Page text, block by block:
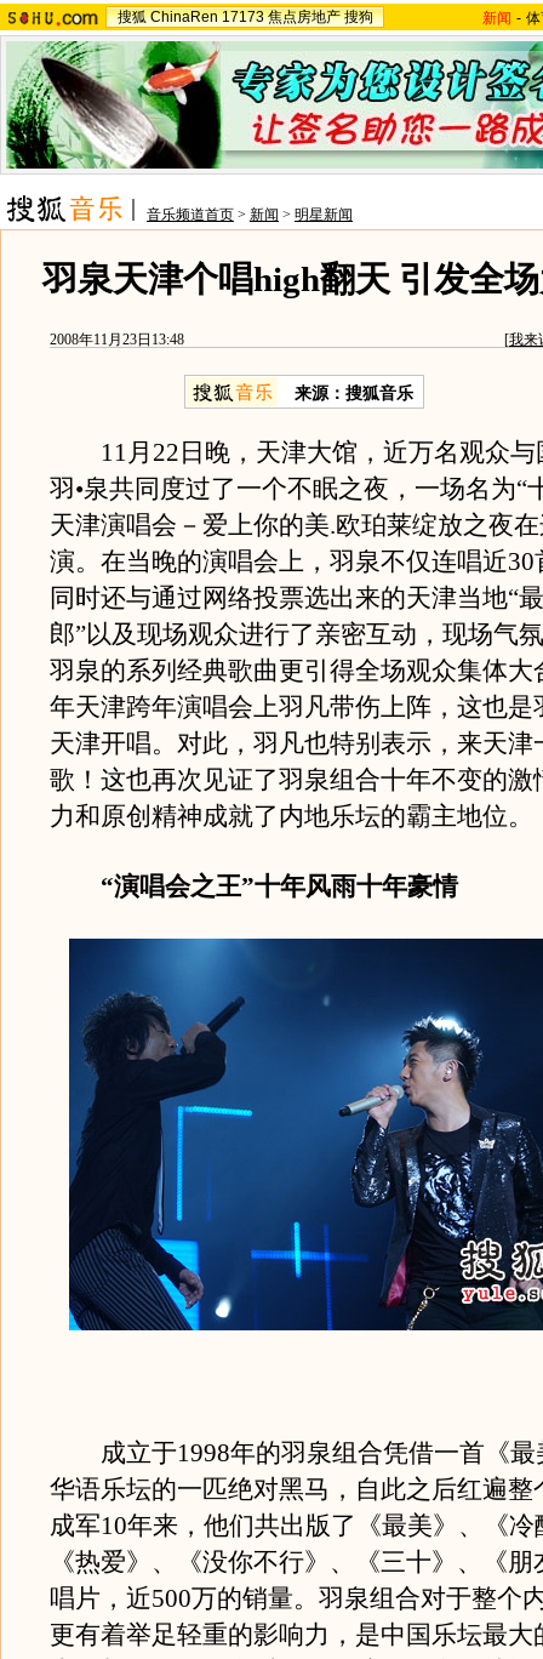
搜狐 ChinaRen 17173 焦点房地产 搜狗 新闻 -
音乐频道首页 > 新闻 > 明星新闻
羽泉天津个唱high翻天 引发全
2008年11月23日13:48 [我来
来源：搜狐音乐
11月22日晚，天津大馆，近万名观众与
羽•泉共同度过了一个不眠之夜，一场名为“
天津演唱会－爱上你的美.欧珀莱绽放之夜
演。在当晚的演唱会上，羽泉不仅连唱近
同时还与通过网络投票选出来的天津当地“
郎”以及现场观众进行了亲密互动，现场气
羽泉的系列经典歌曲更引得全场观众集体大
年天津跨年演唱会上羽凡带伤上阵，这也是
天津开唱。对此，羽凡也特别表示，来天津
歌！这也再次见证了羽泉组合十年不变的激
力和原创精神成就了内地乐坛的霸主地位。
“演唱会之王”十年风雨十年豪情
成立于1998年的羽泉组合凭借一首《最
华语乐坛的一匹绝对黑马，自此之后红遍整
成军10年来，他们共出版了《最美》、《冷
《热爱》、《没你不行》、《三十》、《
唱片，近500万的销量。羽泉组合对于整个
更有着举足轻重的影响力，是中国乐坛最大